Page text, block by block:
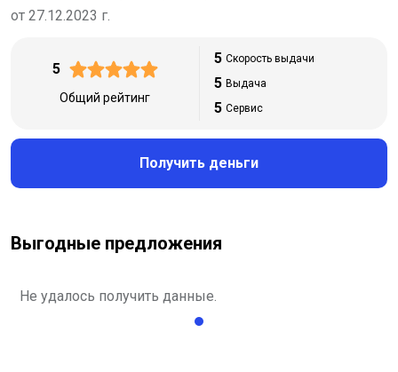
от 27.12.2023 г.
5
Общий рейтинг
5 Скорость выдачи
5 Выдача
5 Сервис
Получить деньги
Выгодные предложения
Не удалось получить данные.